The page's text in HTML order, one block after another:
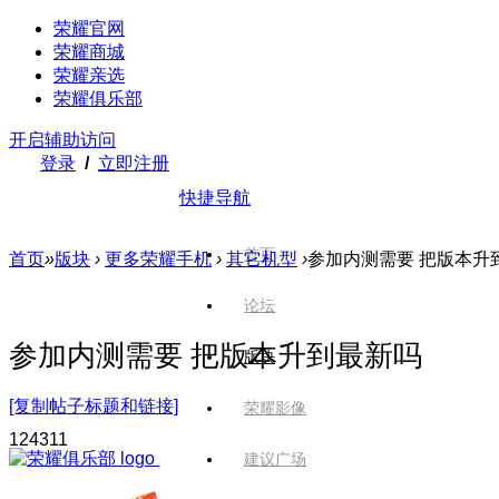
荣耀官网
荣耀商城
荣耀亲选
荣耀俱乐部
开启辅助访问
登录 / 立即注册
快捷导航
首页
论坛
版块
荣耀影像
建议广场
首页»版块 › 更多荣耀手机 › 其它机型 ›参加内测需要 把版本升
参加内测需要 把版本升到最新吗
[复制帖子标题和链接]
124311